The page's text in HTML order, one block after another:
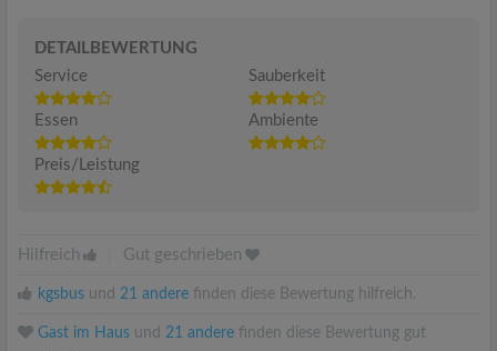
DETAILBEWERTUNG
Service
Sauberkeit
Essen Ambiente
Preis/Leistung
Hilfreich Gut geschrieben
kgsbus und 21 andere finden diese Bewertung hilfreich.
Gast im Haus und 21 andere finden diese Bewertung gut